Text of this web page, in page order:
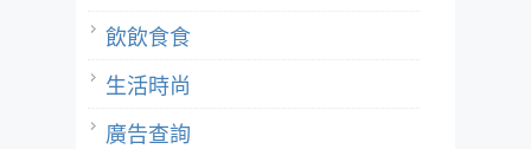
飲飲食食
生活時尚
廣告查詢